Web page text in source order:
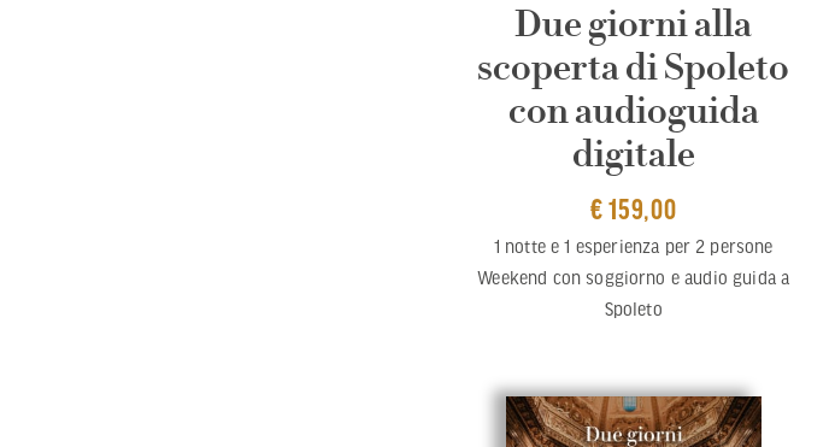
Due giorni alla
scoperta di Spoleto
con audioguida
digitale
€ 159,00
1 notte e 1 esperienza per 2 persone
Weekend con soggiorno e audio guida a
Spoleto